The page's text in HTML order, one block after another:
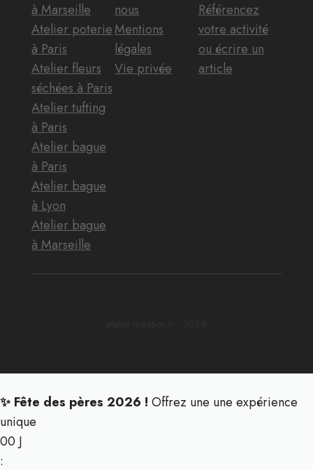
à Marseille
Atelier poterie
à Paris
Atelier fleurs
séchées à Paris
Atelier tufting
à Paris
Atelier bague
à Paris
Atelier bague
à Lyon
Atelier bague
à Marseille
nous
Mentions
légales
Vie privée
Référencez
votre activité
ou écrire un
article
✨ Fête des pères 2026 ! Offrez une une expérience
unique
00 J
: